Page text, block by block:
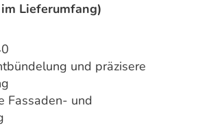
Lieferumfang)
und präzisere
Fassaden- und